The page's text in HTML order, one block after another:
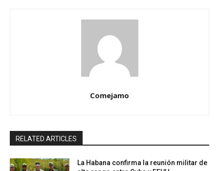
Comejamo
RELATED ARTICLES
La Habana confirma la reunión militar de